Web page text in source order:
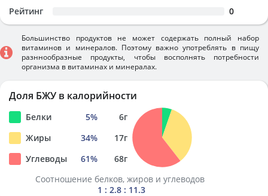
Рейтинг 0
Большинство продуктов не может содержать полный набор
витаминов и минералов. Поэтому важно употреблять в пищу
разннообразные продукты, чтобы восполнять потребности
организма в витаминах и минералах.
Доля БЖУ в калорийности
Белки 5% 6г
Жиры
34% 17г
Углеводы
61% 68г
Соотношение белков, жиров и углеводов
1 : 2.8 : 11.3